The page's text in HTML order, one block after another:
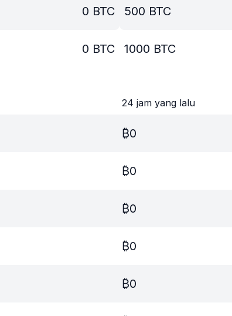
0 BTC
0 BTC
500 BTC
1000 BTC
24 jam yang lalu
₿0
₿0
₿0
₿0
₿0